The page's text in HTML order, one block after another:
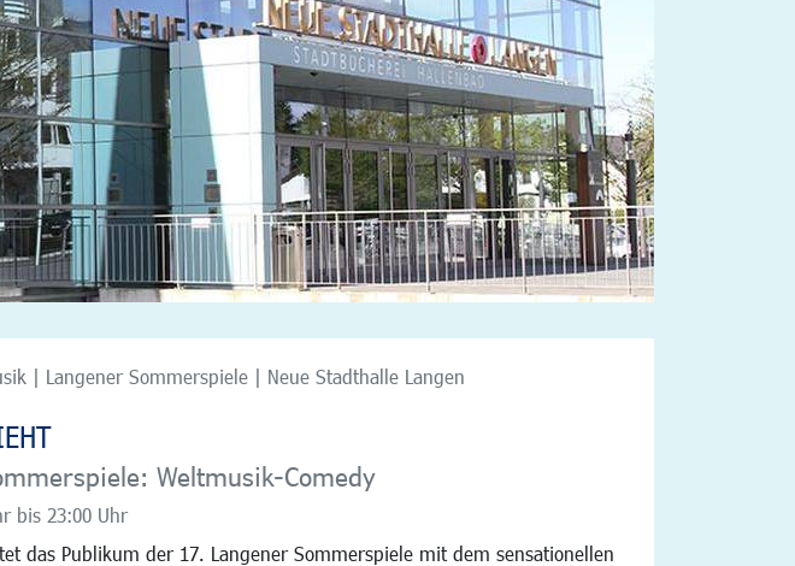
| Langener Sommerspiele | Neue Stadthalle Langen
Weltmusik-Comedy
bis 23:00 Uhr
das Publikum der 17. Langener Sommerspiele mit dem sensationellen